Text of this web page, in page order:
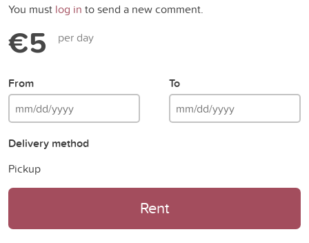
You must log in to send a new comment.
€5 per day
From To
Delivery method
Pickup
Rent